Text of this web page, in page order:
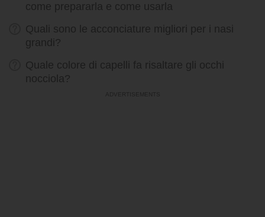
come prepararla e come usarla
Quali sono le acconciature migliori per i nasi
grandi?
Quale colore di capelli fa risaltare gli occhi
nocciola?